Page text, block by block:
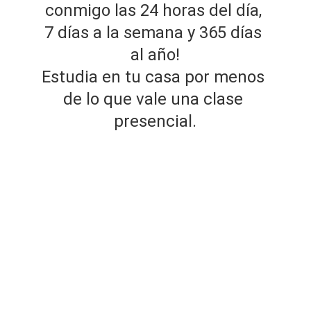
conmigo las 24 horas del día,
7 días a la semana y 365 días
al año!
Estudia en tu casa por menos
de lo que vale una clase
presencial.